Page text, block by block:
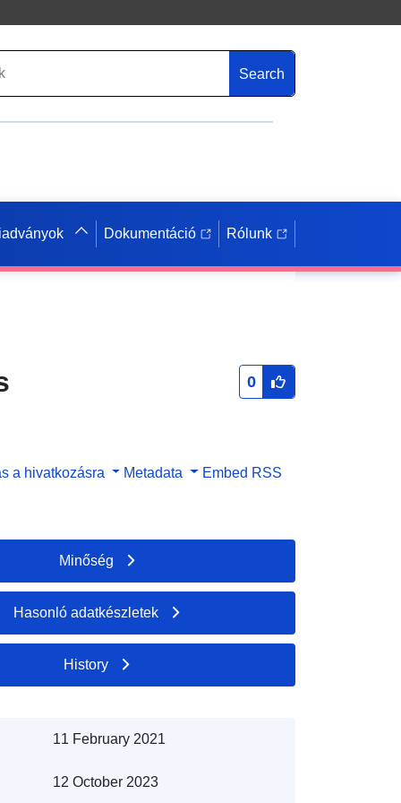
Search
Dokumentáció Rólunk
0
a hivatkozásra Metadata Embed RSS
Minőség
Hasonló adatkészletek
History
11 February 2021
12 October 2023